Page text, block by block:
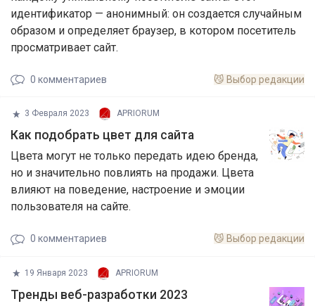
идентификатор — анонимный: он создается случайным
образом и определяет браузер, в котором посетитель
просматривает сайт.
😼 Выбор редакции
0 комментариев
3 Февраля 2023 APRIORUM
Как подобрать цвет для сайта
Цвета могут не только передать идею бренда,
но и значительно повлиять на продажи. Цвета
влияют на поведение, настроение и эмоции
пользователя на сайте.
😼 Выбор редакции
0 комментариев
19 Января 2023 APRIORUM
Тренды веб-разработки 2023